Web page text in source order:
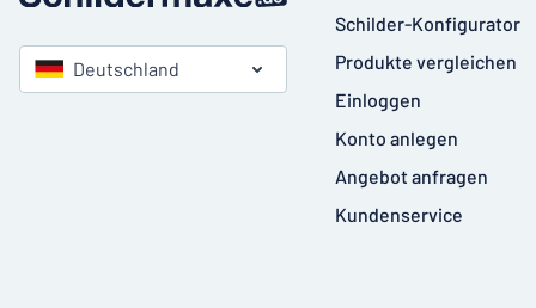
Deutschland
Schilder-Konfigurator
Produkte vergleichen
Einloggen
Konto anlegen
Angebot anfragen
Kundenservice